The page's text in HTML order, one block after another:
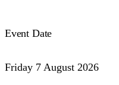
Event Date
Friday 7 August 2026